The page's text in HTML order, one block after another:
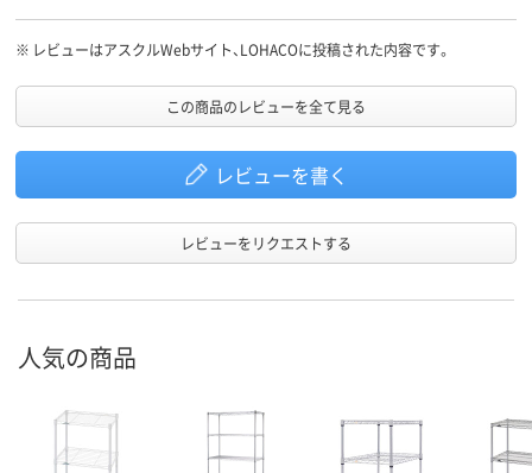
※ レビューはアスクルWebサイト、LOHACOに投稿された内容です。
この商品のレビューを全て見る
レビューを書く
レビューをリクエストする
人気の商品